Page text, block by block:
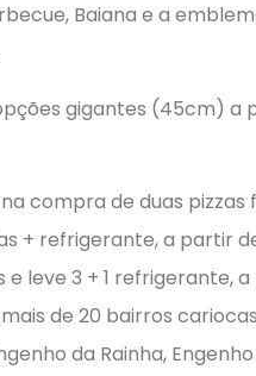
Baiana e a
gigantes (45cm) a
compra de duas pizzas
+ refrigerante, a partir
e leve 3 + 1 refrigerante,
de 20 bairros
da Rainha,